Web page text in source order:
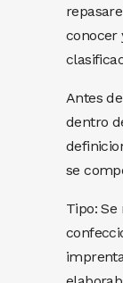
conocer
Antes
dentro
se
Tipo: